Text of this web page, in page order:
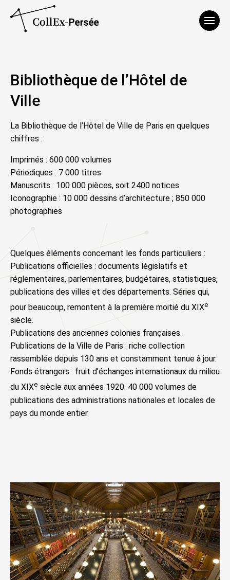
Bibliothèque de l’Hôtel de
Ville
La Bibliothèque de l’Hôtel de Ville de Paris en quelques
chiffres :
Imprimés : 600 000 volumes
Périodiques : 7 000 titres
Manuscrits : 100 000 pièces, soit 2400 notices
Iconographie : 10 000 dessins d’architecture ; 850 000
photographies
Quelques éléments concernant les fonds particuliers :
Publications officielles : documents législatifs et
réglementaires, parlementaires, budgétaires, statistiques,
publications des villes et des départements. Séries qui,
pour beaucoup, remontent à la première moitié du XIXe
siècle.
Publications des anciennes colonies françaises.
Publications de la Ville de Paris : riche collection
rassemblée depuis 130 ans et constamment tenue à jour.
Fonds étrangers : fruit d’échanges internationaux du milieu
du XIXe siècle aux années 1920. 40 000 volumes de
publications des administrations nationales et locales de
pays du monde entier.